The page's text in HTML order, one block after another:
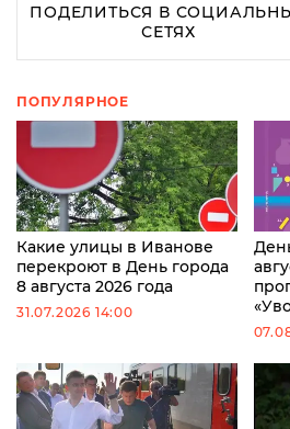
ПОДЕЛИТЬСЯ В
СЕТЯХ
ПОПУЛЯРНОЕ
Какие улицы в Иванове
перекроют в День города
8 августа 2026 года
31.07.2026 14:00